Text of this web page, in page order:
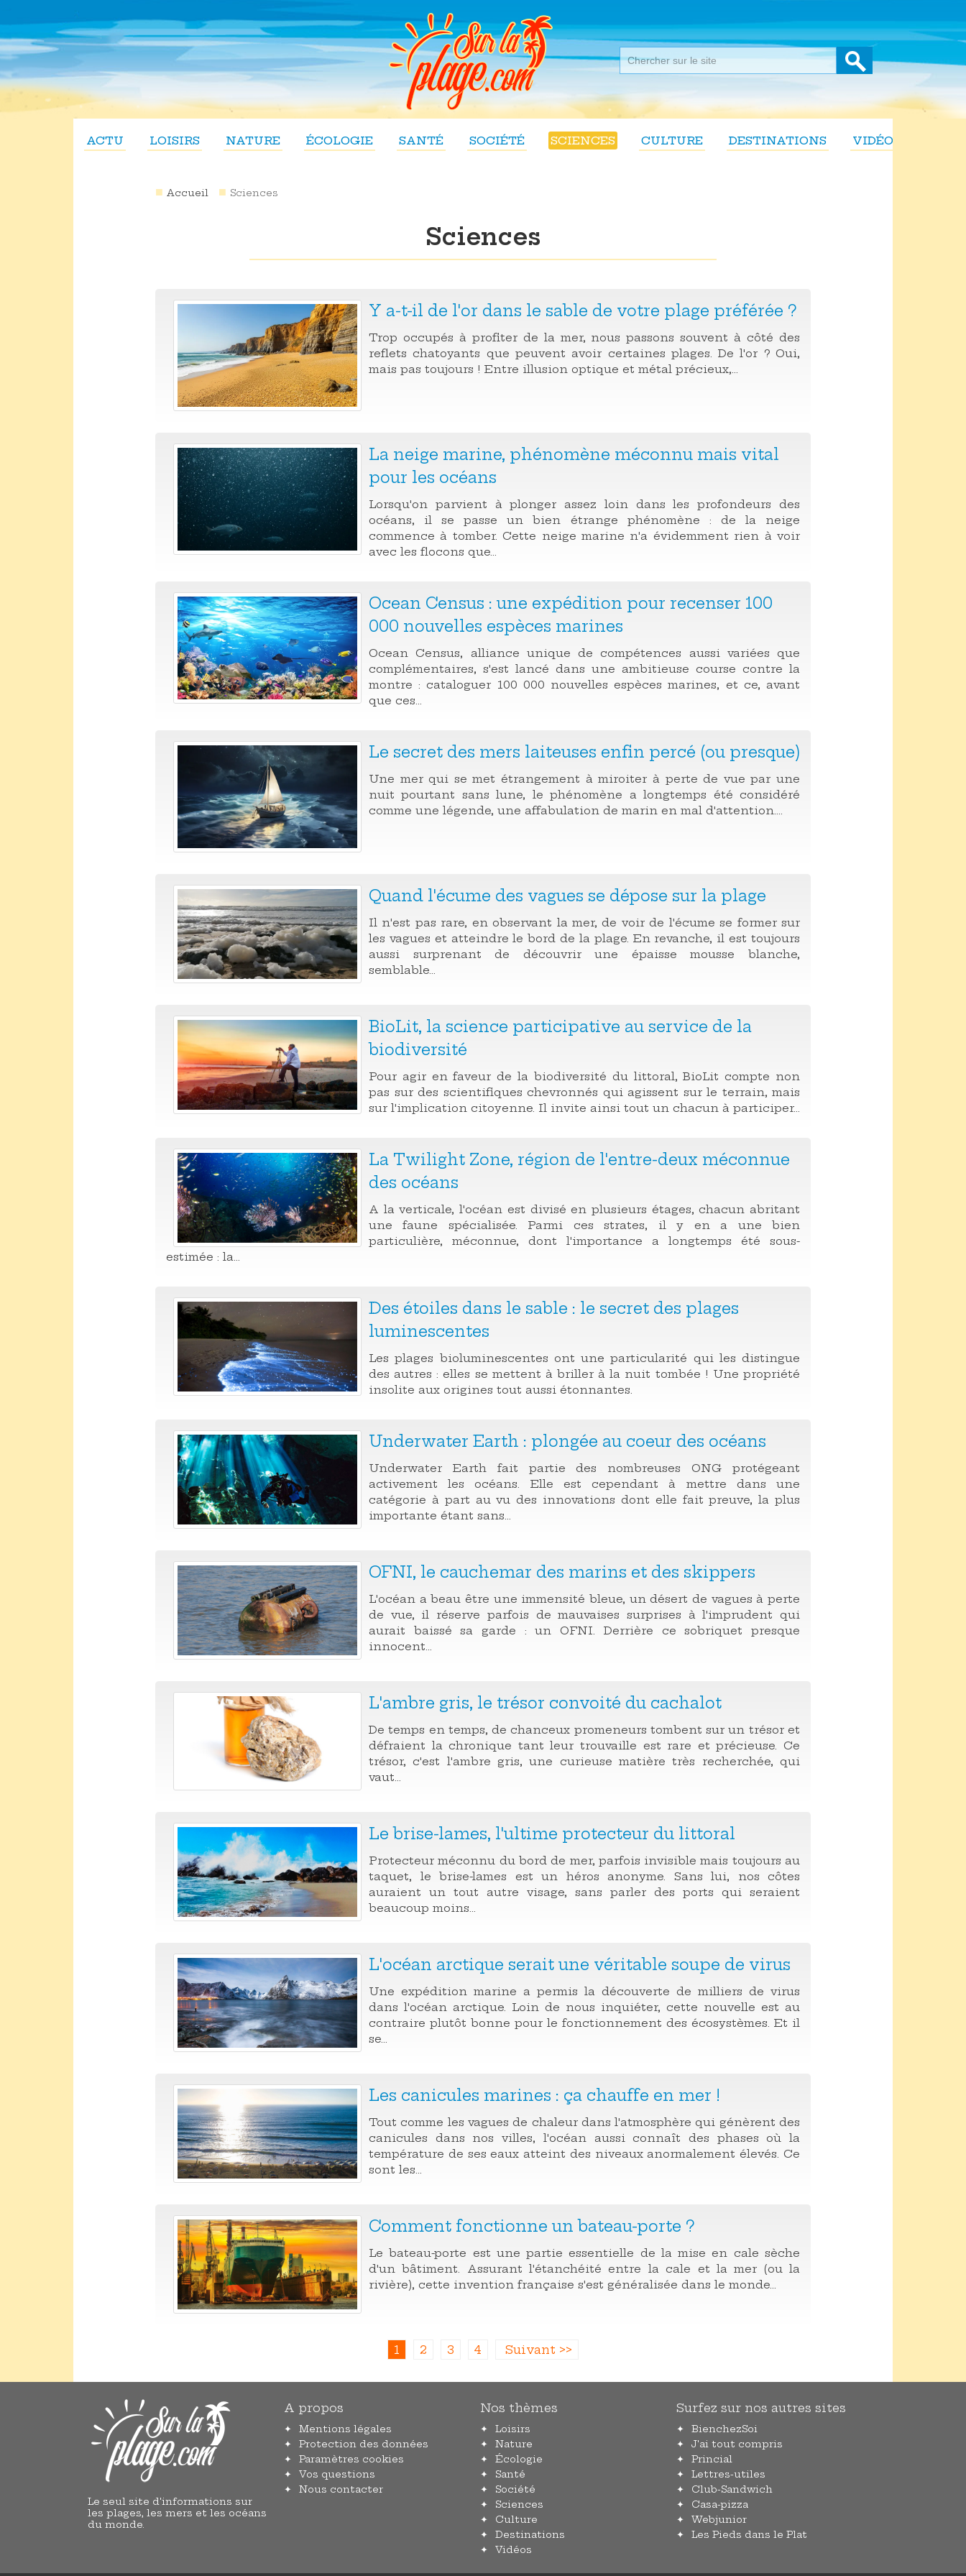
ACTU LOISIRS NATURE ÉCOLOGIE SANTÉ SOCIÉTÉ SCIENCES CULTURE DESTINATIONS VIDÉOS
Accueil Sciences
Sciences
Y a-t-il de l'or dans le sable de votre plage préférée ?
Trop occupés à profiter de la mer, nous passons souvent à côté des
reflets chatoyants que peuvent avoir certaines plages. De l'or ? Oui,
mais pas toujours ! Entre illusion optique et métal précieux,...
La neige marine, phénomène méconnu mais vital
pour les océans
Lorsqu'on parvient à plonger assez loin dans les profondeurs des
océans, il se passe un bien étrange phénomène : de la neige
commence à tomber. Cette neige marine n'a évidemment rien à voir
avec les flocons que...
Ocean Census : une expédition pour recenser 100
000 nouvelles espèces marines
Ocean Census, alliance unique de compétences aussi variées que
complémentaires, s'est lancé dans une ambitieuse course contre la
montre : cataloguer 100 000 nouvelles espèces marines, et ce, avant
que ces...
Le secret des mers laiteuses enfin percé (ou presque)
Une mer qui se met étrangement à miroiter à perte de vue par une
nuit pourtant sans lune, le phénomène a longtemps été considéré
comme une légende, une affabulation de marin en mal d'attention....
Quand l'écume des vagues se dépose sur la plage
Il n'est pas rare, en observant la mer, de voir de l'écume se former sur
les vagues et atteindre le bord de la plage. En revanche, il est toujours
aussi surprenant de découvrir une épaisse mousse blanche,
semblable...
BioLit, la science participative au service de la
biodiversité
Pour agir en faveur de la biodiversité du littoral, BioLit compte non
pas sur des scientifiques chevronnés qui agissent sur le terrain, mais
sur l'implication citoyenne. Il invite ainsi tout un chacun à participer...
La Twilight Zone, région de l'entre-deux méconnue
des océans
A la verticale, l'océan est divisé en plusieurs étages, chacun abritant
une faune spécialisée. Parmi ces strates, il y en a une bien
particulière, méconnue, dont l'importance a longtemps été sous-
estimée : la...
Des étoiles dans le sable : le secret des plages
luminescentes
Les plages bioluminescentes ont une particularité qui les distingue
des autres : elles se mettent à briller à la nuit tombée ! Une propriété
insolite aux origines tout aussi étonnantes.
Underwater Earth : plongée au coeur des océans
Underwater Earth fait partie des nombreuses ONG protégeant
activement les océans. Elle est cependant à mettre dans une
catégorie à part au vu des innovations dont elle fait preuve, la plus
importante étant sans...
OFNI, le cauchemar des marins et des skippers
L'océan a beau être une immensité bleue, un désert de vagues à perte
de vue, il réserve parfois de mauvaises surprises à l'imprudent qui
aurait baissé sa garde : un OFNI. Derrière ce sobriquet presque
innocent...
L'ambre gris, le trésor convoité du cachalot
De temps en temps, de chanceux promeneurs tombent sur un trésor et
défraient la chronique tant leur trouvaille est rare et précieuse. Ce
trésor, c'est l'ambre gris, une curieuse matière très recherchée, qui
vaut...
Le brise-lames, l'ultime protecteur du littoral
Protecteur méconnu du bord de mer, parfois invisible mais toujours au
taquet, le brise-lames est un héros anonyme. Sans lui, nos côtes
auraient un tout autre visage, sans parler des ports qui seraient
beaucoup moins...
L'océan arctique serait une véritable soupe de virus
Une expédition marine a permis la découverte de milliers de virus
dans l'océan arctique. Loin de nous inquiéter, cette nouvelle est au
contraire plutôt bonne pour le fonctionnement des écosystèmes. Et il
se...
Les canicules marines : ça chauffe en mer !
Tout comme les vagues de chaleur dans l'atmosphère qui génèrent des
canicules dans nos villes, l'océan aussi connaît des phases où la
température de ses eaux atteint des niveaux anormalement élevés. Ce
sont les...
Comment fonctionne un bateau-porte ?
Le bateau-porte est une partie essentielle de la mise en cale sèche
d'un bâtiment. Assurant l'étanchéité entre la cale et la mer (ou la
rivière), cette invention française s'est généralisée dans le monde...
1 2 3 4 Suivant >>
Le seul site d'informations sur
les plages, les mers et les océans
du monde.
A propos
Mentions légales
Protection des données
Paramètres cookies
Vos questions
Nous contacter
Nos thèmes
Loisirs
Nature
Écologie
Santé
Société
Sciences
Culture
Destinations
Vidéos
Surfez sur nos autres sites
BienchezSoi
J'ai tout compris
Princial
Lettres-utiles
Club-Sandwich
Casa-pizza
Webjunior
Les Pieds dans le Plat